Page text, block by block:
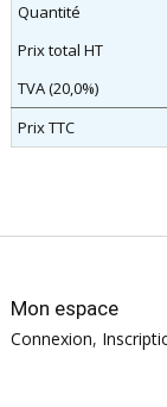
Quantité
Prix total HT
TVA (20,0%)
Prix TTC
Mon espace
Connexion,